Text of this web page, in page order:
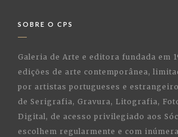
SOBRE O CPS
Galeria de Arte e editora fundada em
edições de arte contemporânea,
por artistas portugueses e
de Serigrafia, Gravura, Litografia,
Digital, de acesso privilegiado aos
escolhem regularmente e com